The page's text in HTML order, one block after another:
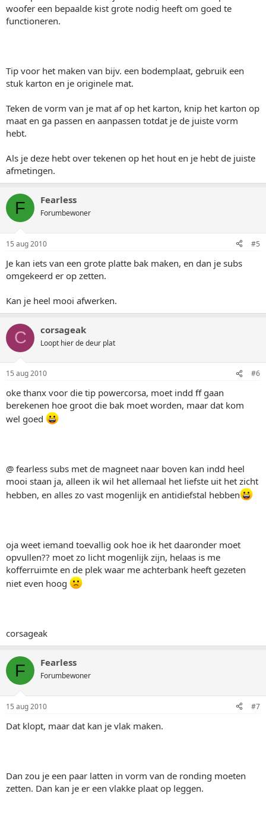
woofer een bepaalde kist grote nodig heeft om goed te
functioneren.
Tip voor het maken van bijv. een bodemplaat, gebruik een
stuk karton en je originele mat.
Teken de vorm van je mat af op het karton, knip het karton op
maat en ga passen en aanpassen totdat je de juiste vorm
hebt.
Als je deze hebt over tekenen op het hout en je hebt de juiste
afmetingen.
F Fearless
Forumbewoner
15 aug 2010 #5
Je kan iets van een grote platte bak maken, en dan je subs
omgekeerd er op zetten.
Kan je heel mooi afwerken.
C corsageak
Loopt hier de deur plat
15 aug 2010 #6
oke thanx voor die tip powercorsa, moet indd ff gaan
berekenen hoe groot die bak moet worden, maar dat kom
wel goed
@ fearless subs met de magneet naar boven kan indd heel
mooi staan ja, alleen ik wil het allemaal het liefste uit het zicht
hebben, en alles zo vast mogenlijk en antidiefstal hebben
oja weet iemand toevallig ook hoe ik het daaronder moet
opvullen?? moet zo licht mogenlijk zijn, helaas is me
kofferruimte en de plek waar me achterbank heeft gezeten
niet even hoog
corsageak
F Fearless
Forumbewoner
15 aug 2010 #7
Dat klopt, maar dat kan je vlak maken.
Dan zou je een paar latten in vorm van de ronding moeten
zetten. Dan kan je er een vlakke plaat op leggen.